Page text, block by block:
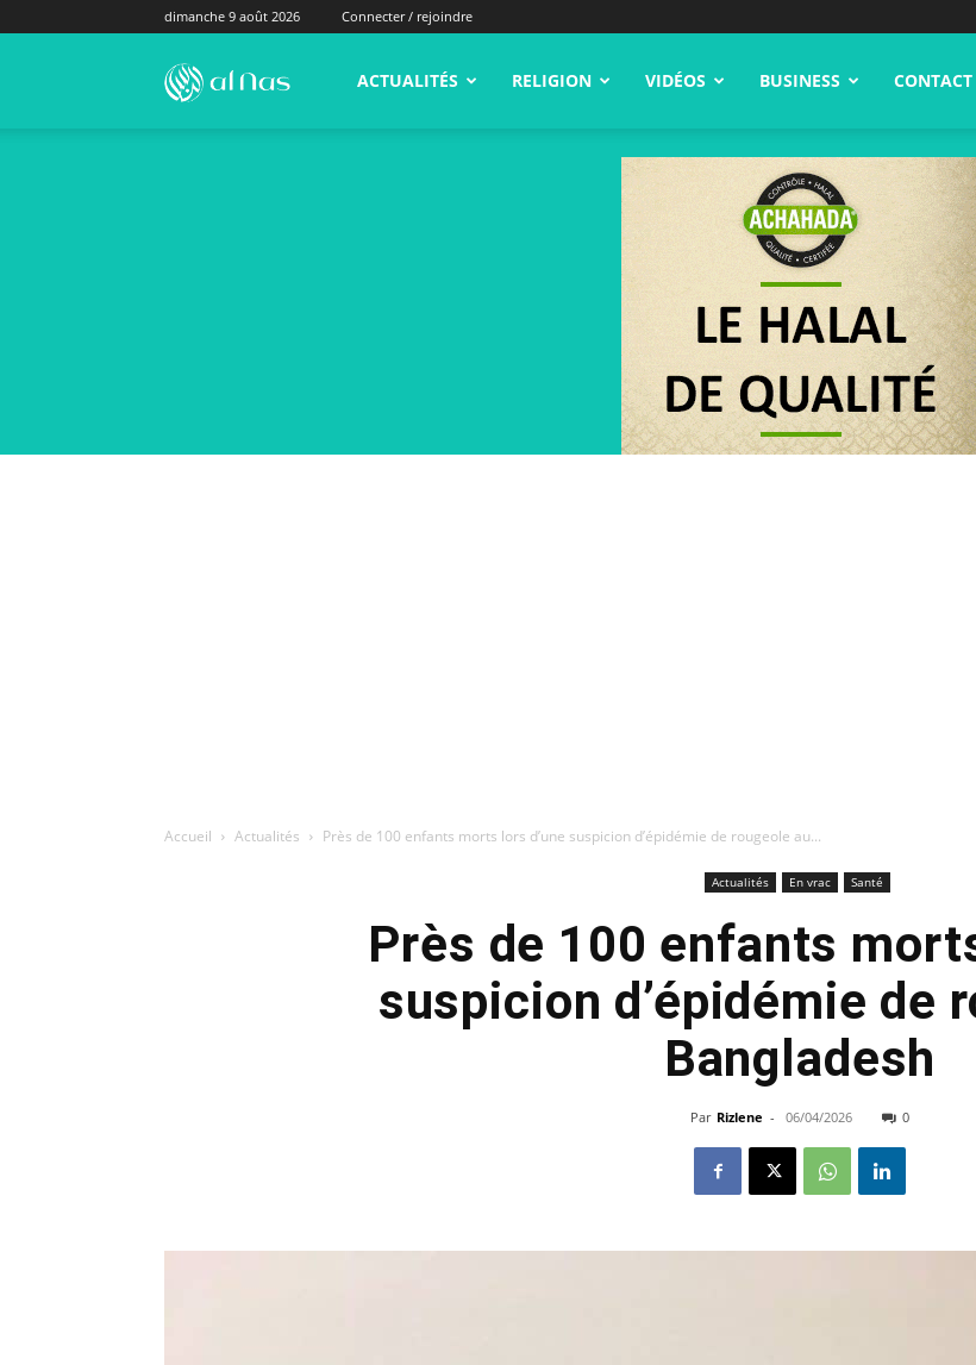
dimanche 9 août 2026 Connecter / rejoindre
alNas.fr ACTUALITÉS RELIGION VIDÉOS BUSINESS CONTACT
Accueil Actualités Près de 100 enfants morts lors d’une suspicion d’épidémie de rougeole au...
Actualités En vrac Santé
Près de 100 enfants
suspicion d’épidémie de
Bangladesh
Par Rizlene - 06/04/2026 0